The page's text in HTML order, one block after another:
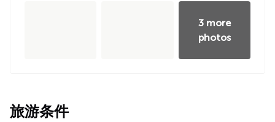
3 more
photos
旅游条件